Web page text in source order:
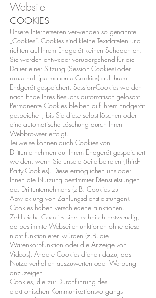
Website
COOKIES
Unsere Internetseiten verwenden so genannte
„Cookies“. Cookies sind kleine Textdateien und
richten auf Ihrem Endgerät keinen Schaden an.
Sie werden entweder vorübergehend für die
Dauer einer Sitzung (Session-Cookies) oder
dauerhaft (permanente Cookies) auf Ihrem
Endgerät gespeichert. Session-Cookies werden
nach Ende Ihres Besuchs automatisch gelöscht.
Permanente Cookies bleiben auf Ihrem Endgerät
gespeichert, bis Sie diese selbst löschen oder
eine automatische Löschung durch Ihren
Webbrowser erfolgt.
Teilweise können auch Cookies von
Drittunternehmen auf Ihrem Endgerät gespeichert
werden, wenn Sie unsere Seite betreten (Third-
Party-Cookies). Diese ermöglichen uns oder
Ihnen die Nutzung bestimmter Dienstleistungen
des Drittunternehmens (z.B. Cookies zur
Abwicklung von Zahlungsdienstleistungen).
Cookies haben verschiedene Funktionen.
Zahlreiche Cookies sind technisch notwendig,
da bestimmte Webseitenfunktionen ohne diese
nicht funktionieren würden (z.B. die
Warenkorbfunktion oder die Anzeige von
Videos). Andere Cookies dienen dazu, das
Nutzerverhalten auszuwerten oder Werbung
anzuzeigen.
Cookies, die zur Durchführung des
elektronischen Kommunikationsvorgangs